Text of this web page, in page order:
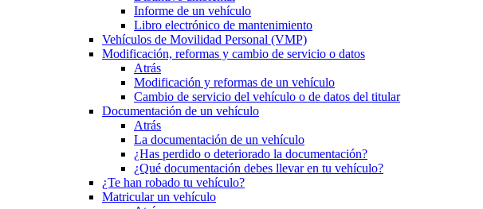
Informe de un vehículo
Libro electrónico de mantenimiento
Vehículos de Movilidad Personal (VMP)
Modificación, reformas y cambio de servicio o datos
Atrás
Modificación y reformas de un vehículo
Cambio de servicio del vehículo o de datos del titular
Documentación de un vehículo
Atrás
La documentación de un vehículo
¿Has perdido o deteriorado la documentación?
¿Qué documentación debes llevar en tu vehículo?
¿Te han robado tu vehículo?
Matricular un vehículo